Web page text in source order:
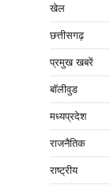
खेल
छत्तीसगढ़
प्रमुख खबरें
बॉलीवुड
मध्यप्रदेश
राजनैतिक
राष्ट्रीय